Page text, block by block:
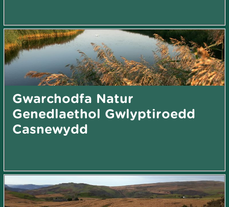
Gwarchodfa Natur
Genedlaethol Gwlyptiroedd
Casnewydd